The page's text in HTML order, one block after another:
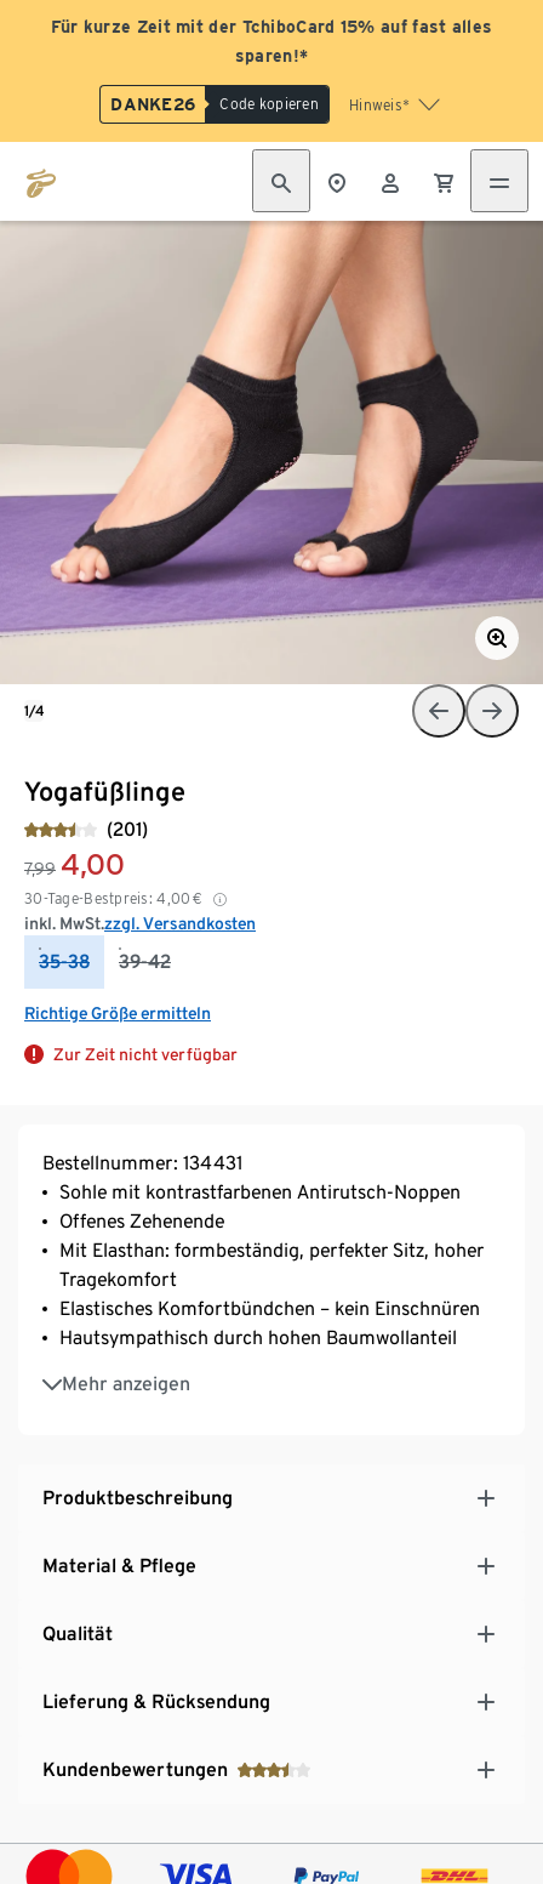
Für kurze Zeit mit der TchiboCard 15% auf fast alles
sparen!*
DANKE26 Code kopieren Hinweis*
Yogafüßlinge
(201)
7,99 4,00
30-Tage-Bestpreis: 4,00 €
inkl. MwSt.zzgl. Versandkosten
35-38 39-42
Richtige Größe ermitteln
Zur Zeit nicht verfügbar
1/4
Bestellnummer: 134431
Sohle mit kontrastfarbenen Antirutsch-Noppen
Offenes Zehenende
Mit Elasthan: formbeständig, perfekter Sitz, hoher
Tragekomfort
Elastisches Komfortbündchen – kein Einschnüren
Hautsympathisch durch hohen Baumwollanteil
Mehr anzeigen
Weiter Ausschnitt für minimalen Hautkontakt
Ideal auch für Pilates oder Gymnastik- und
Produktbeschreibung
Material & Pflege
Qualität
Lieferung & Rücksendung
Kundenbewertungen